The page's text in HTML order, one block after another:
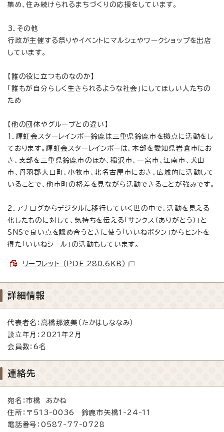
集め、住み続けられるまちづくりの応援をしています。
3．その他
行政が主催する祭りやイベントにマルシェやワークショップを出店
しています。
【誰の役に立つものなのか】
「誰もが自分らしく生きられるような社会」にしてほしい人たちの
ため
【他の団体やグループとの違い】
1．輝虹会スターレインボー鈴鹿は三重県鈴鹿市を拠点に活動をし
ております。輝虹会スターレインボーは、本部を愛知県岩倉市にお
き、支部を三重県鈴鹿市のほか、稲沢市、一宮市、江南市、犬山
市、丹羽郡大口町、小牧市、北名古屋市におき、広域的に活動して
いることで、他市町の格差を見ながら活動できることが強みです。
2．アナログからデジタルに移行していく世の中で、活動を見える
化したものに対して、気持ちを伝える「サンクス（ありがとう）」と
SNSで良い点を認め合うときに使う「いいねボタン」からヒントを
得た「いいねシール」の活動もしています。
リーフレット （PDF 280.6KB）
詳細情報
代表者名：高橋那波美（たかはしななみ）
設立年月：2021年2月
会員数：6名
連絡先
宛名：市橋 あかね
住所：〒513-0036 鈴鹿市矢橋1-24-11
電話番号：0587-77-0728